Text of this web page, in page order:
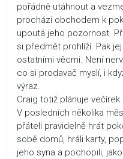
pořádně utáhnout a
prochází obchodem k
upoutá jeho pozornost.
si předmět prohlíží. Pak
ostatními věcmi. Není
co si prodavač myslí, i
výraz.
Craig totiž plánuje
V posledních několika
přáteli pravidelně hrát
sobě domů, hráli karty,
jeho syna a pochopili,